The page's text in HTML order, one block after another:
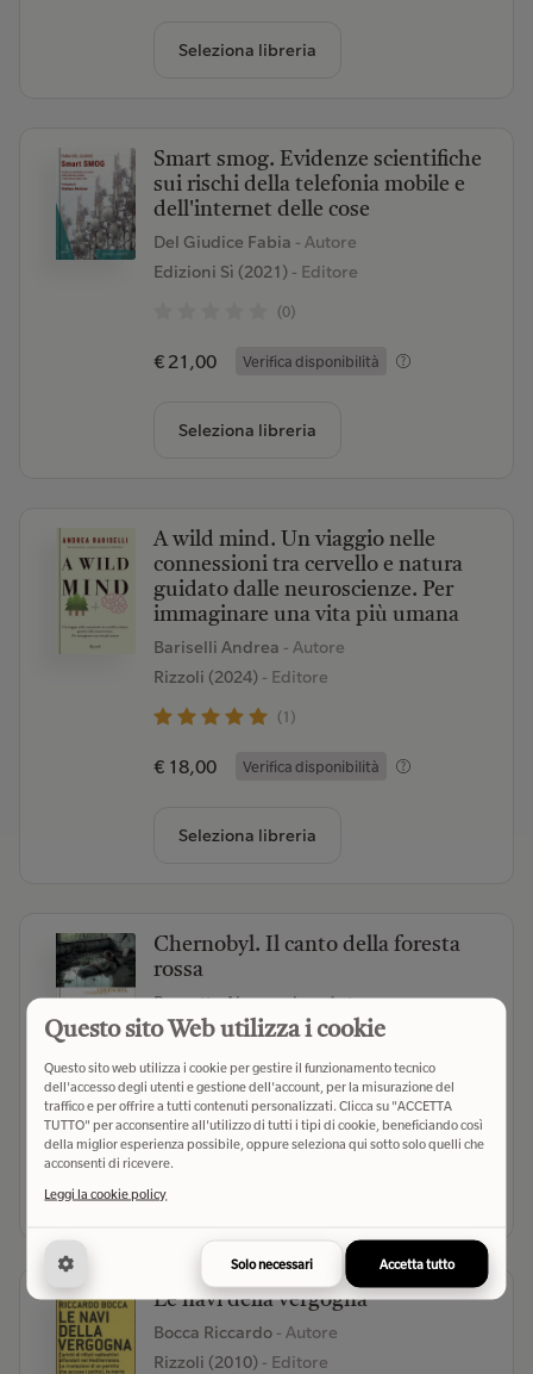
Seleziona libreria
Smart smog. Evidenze scientifiche
sui rischi della telefonia mobile e
dell'internet delle cose
Del Giudice Fabia - Autore
Edizioni Sì (2021)- Editore
(0)
€ 21,00 Verifica disponibilità
Seleziona libreria
A wild mind. Un viaggio nelle
connessioni tra cervello e natura
guidato dalle neuroscienze. Per
immaginare una vita più umana
Bariselli Andrea - Autore
Rizzoli (2024)- Editore
(1)
€ 18,00 Verifica disponibilità
Seleziona libreria
Chernobyl. Il canto della foresta
rossa
Pescetta Alessandra- Autore
Exòrma (2026)- Editore
(0)
€ 21,00 Verifica disponibilità
Le navi della vergogna
Bocca Riccardo - Autore
Rizzoli (2010)- Editore
Questo sito Web utilizza i cookie
Questo sito web utilizza i cookie per gestire il funzionamento tecnico
dell'accesso degli utenti e gestione dell'account, per la misurazione del
traffico e per offrire a tutti contenuti personalizzati. Clicca su "ACCETTA
TUTTO" per acconsentire all'utilizzo di tutti i tipi di cookie, beneficiando così
della miglior esperienza possibile, oppure seleziona qui sotto solo quelli che
acconsenti di ricevere.
Leggi la cookie policy
Solo necessari Accetta tutto